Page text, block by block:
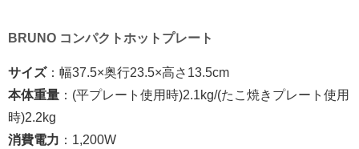
BRUNO コンパクトホットプレート
サイズ：幅37.5×奥行23.5×高さ 13.5cm
本体重量 ： (平プレート使用時)2.1kg/(たこ焼きプレート使用
時)2.2kg
消費電力 ： 1,200W